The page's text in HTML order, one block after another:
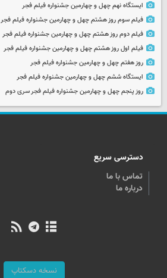
ایستگاه نهم چهل و چهارمین جشنواره فیلم فجر
فیلم سوم روز هشتم چهل و چهارمین جشنواره فیلم فجر
فیلم دوم روز هشتم چهل و چهارمین جشنواره فیلم فجر
فیلم اول روز هشتم چهل و چهارمین جشنواره فیلم فجر
روز هفتم چهل و چهارمین جشنواره فیلم فجر
ایستگاه ششم چهل و چهارمین جشنواره فیلم فجر
روز پنجم چهل و چهارمین جشنواره فیلم فجر سری دوم
دسترسی سریع
تماس با ما
درباره ما
نسخه دسکتاپ